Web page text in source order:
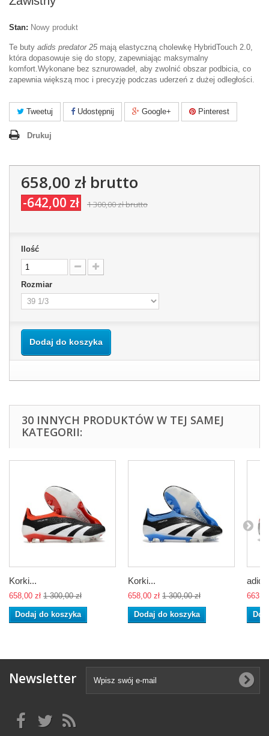
Stan: Nowy produkt
Te buty adids predator 25mają elastyczną cholewkę HybridTouch 2.0,
która dopasowuje się do stopy, zapewniając maksymalny
komfort.Wykonane bez sznurowadeł, aby zwolnić obszar podbicia, co
zapewnia większą moc i precyzję podczas uderzeń z dużej odległości.
Tweetuj Udostępnij Google+ Pinterest
Drukuj
658,00 złbrutto
-642,00 zł 1 300,00 złbrutto
Ilość
Rozmiar
Dodaj do koszyka
30 INNYCH PRODUKTÓW W TEJ SAMEJ
KATEGORII:
Korki...
658,00 zł 1 300,00 zł
Dodaj do koszyka
Korki...
658,00 zł 1 300,00 zł
Dodaj do koszyka
Newsletter